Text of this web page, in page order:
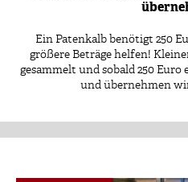
Ein Patenkalb benötigt 250
größere Beträge helfen!
gesammelt und sobald 250 Euro
und übernehmen